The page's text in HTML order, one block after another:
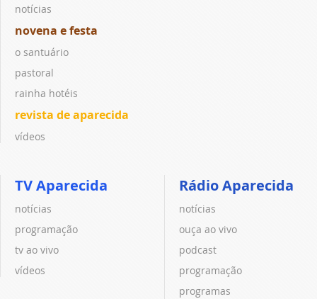
notícias
novena e festa
o santuário
pastoral
rainha hotéis
revista de aparecida
vídeos
TV Aparecida
notícias
programação
tv ao vivo
vídeos
Rádio Aparecida
notícias
ouça ao vivo
podcast
programação
programas